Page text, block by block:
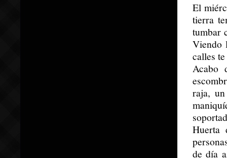
El
tierra
tumbar
Viendo
calles
Acabo
raja,
Huerta
de día